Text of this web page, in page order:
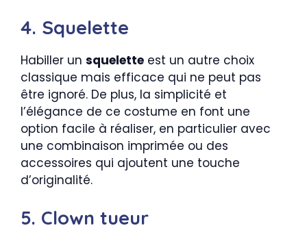
4. Squelette
Habiller un squelette est un autre choix
classique mais efficace qui ne peut pas
être ignoré. De plus, la simplicité et
l’élégance de ce costume en font une
option facile à réaliser, en particulier avec
une combinaison imprimée ou des
accessoires qui ajoutent une touche
d’originalité.
5. Clown tueur